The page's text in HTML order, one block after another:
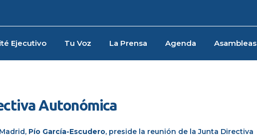
Ejecutivo Tu Voz La Prensa Agenda Asambleas
Autonómica
Pío García-Escudero, preside la reunión de la Junta Directiva